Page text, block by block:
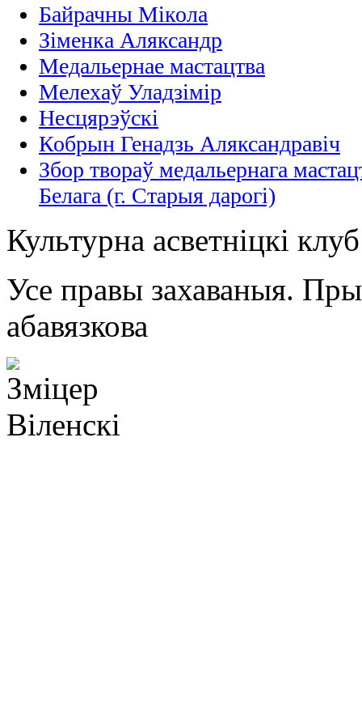
Байрачны Мікола
Зіменка Аляксандр
Медальернае мастацтва
Мелехаў Уладзімір
Несцярэўскі
Кобрын Генадзь Аляксандравіч
Збор твораў медальернага
Белага (г. Старыя дарогi)
Культурна асветнiцкi
Усе правы захаваныя.
абавязкова